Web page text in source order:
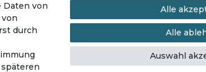
Daten von
durch
Alle
Alle
Auswahl